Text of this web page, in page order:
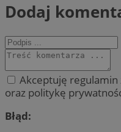
Dodaj
Akceptuję
oraz politykę
Błąd: